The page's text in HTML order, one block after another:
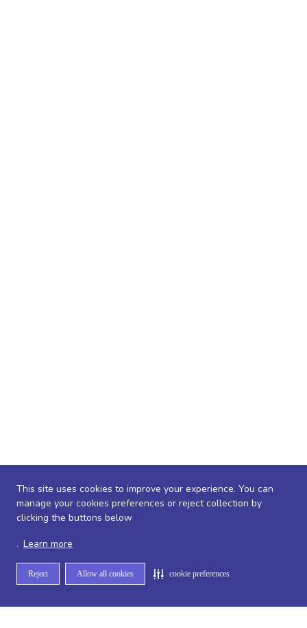
This site uses cookies to improve your experience. You can
manage your cookies preferences or reject collection by
clicking the buttons below
. Learn more
Reject Allow all cookies cookie preferences